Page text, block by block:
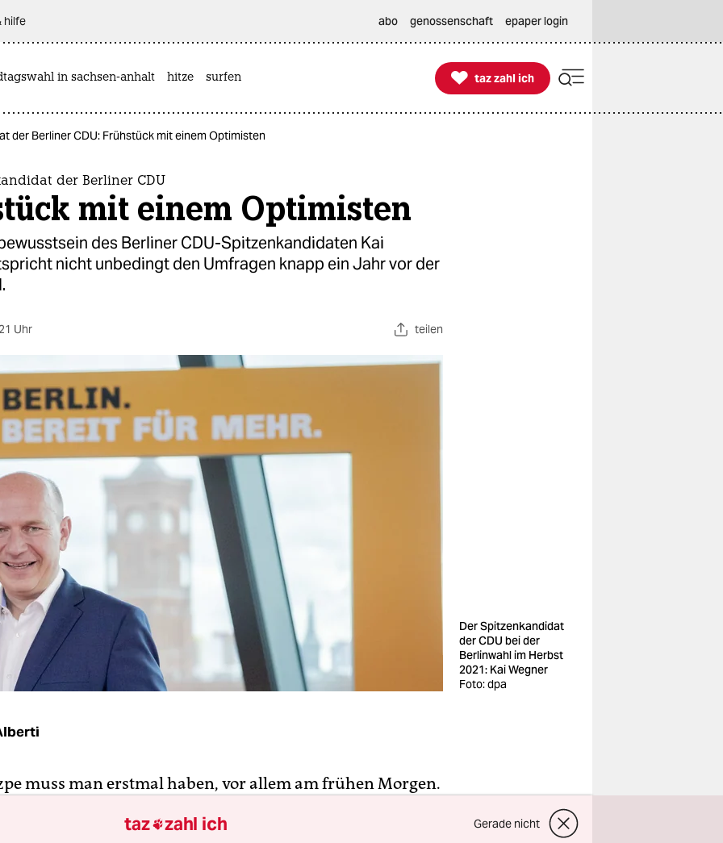
hilfe abo genossenschaft epaper login
in sachsen-anhalt hitze surfen 
taz zahl ich
taz zahl ich
der Berliner CDU: Frühstück mit einem Optimisten
der Berliner CDU
mit einem Optimisten
des Berliner CDU-Spitzenkandidaten Kai
nicht unbedingt den Umfragen knapp ein Jahr vor der
Uhr teilen
Der Spitzenkandidat
der CDU bei der
Berlinwahl im Herbst
2021: Kai Wegner
Foto: dpa
muss man erstmal haben, vor allem am frühen Morgen.
Handelskammer (IHK) und ihrem eloquenten
taz zahl ich Gerade nicht